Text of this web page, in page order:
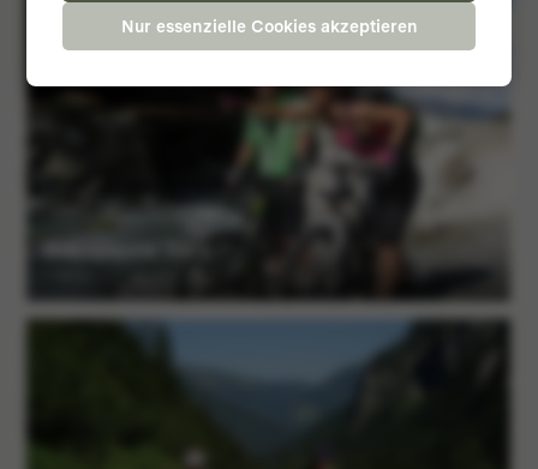
Nur essenzielle Cookies akzeptieren